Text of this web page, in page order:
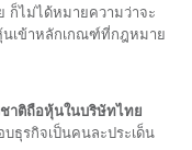
ก็ไม่ได้หมายความว่าจะ
นเข้าหลักเกณฑ์ที่กฎหมาย
าติถือหุ้นในบริษัทไทย
ธุรกิจเป็นคนละประเด็น